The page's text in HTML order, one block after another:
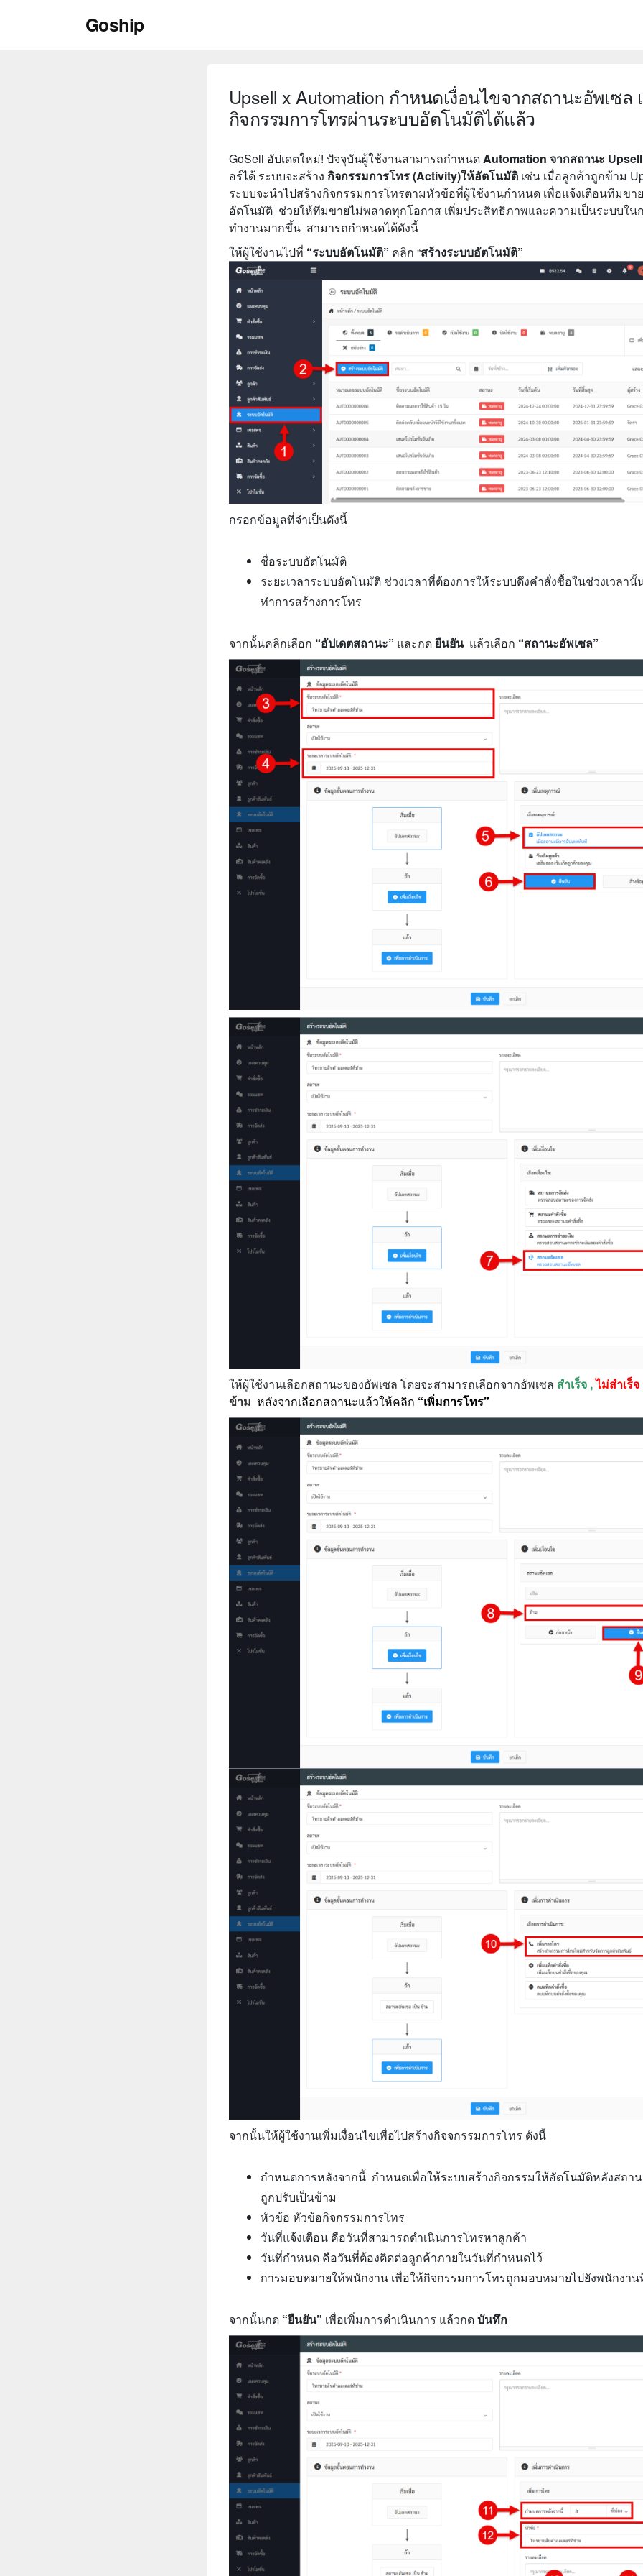
Goship
Upsell x Automation กำหนดเงื่อนไขจากสถานะอัพเซล
กิจกรรมการโทรผ่านระบบอัตโนมัติได้แล้ว
GoSell อัปเดตใหม่! ปัจจุบันผู้ใช้งานสามารถกำหนดAutomation จากสถานะ Upsell
อร์ได้ ระบบจะสร้าง กิจกรรมการโทร (Activity)ให้อัตโนมัติเช่น เมื่อลูกค้าถูกข้าม
ระบบจะนำไปสร้างกิจกรรมการโทรตามหัวข้อที่ผู้ใช้งานกำหนด เพื่อแจ้งเตือนทีมขา
อัตโนมัติ ช่วยให้ทีมขายไม่พลาดทุกโอกาส เพิ่มประสิทธิภาพและความเป็นระบบใน
ทำงานมากขึ้น สามารถกำหนดได้ดังนี้
ให้ผู้ใช้งานไปที่ “ระบบอัตโนมัติ” คลิก “สร้างระบบอัตโนมัติ”
กรอกข้อมูลที่จำเป็นดังนี้
ชื่อระบบอัตโนมัติ
ระยะเวลาระบบอัตโนมัติ ช่วงเวลาที่ต้องการให้ระบบดึงคำสั่งซื้อในช่วงเวลานั้
ทำการสร้างการโทร
จากนั้นคลิกเลือก “อัปเดตสถานะ” และกดยืนยัน แล้วเลือก “สถานะอัพเซล”
ให้ผู้ใช้งานเลือกสถานะของอัพเซล โดยจะสามารถเลือกจากอัพเซล สำเร็จ ,ไม่สำเร็จ
ข้าม หลังจากเลือกสถานะแล้วให้คลิก “เพิ่มการโทร”
จากนั้นให้ผู้ใช้งานเพิ่มเงื่อนไขเพื่อไปสร้างกิจจกรรมการโทร ดังนี้
กำหนดการหลังจากนี้ กำหนดเพื่อให้ระบบสร้างกิจกรรมให้อัตโนมัติหลังสถา
ถูกปรับเป็นข้าม
หัวข้อ หัวข้อกิจกรรมการโทร
วันที่แจ้งเตือน คือวันที่สามารถดำเนินการโทรหาลูกค้า
วันที่กำหนด คือวันที่ต้องติดต่อลูกค้าภายในวันที่กำหนดไว้
การมอบหมายให้พนักงาน เพื่อให้กิจกรรมการโทรถูกมอบหมายไปยังพนักงาน
จากนั้นกด “ยืนยัน” เพื่อเพิ่มการดำเนินการ แล้วกดบันทึก